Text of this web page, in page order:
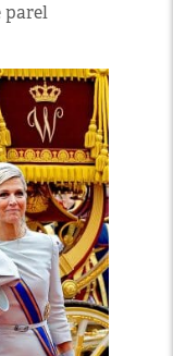
parel